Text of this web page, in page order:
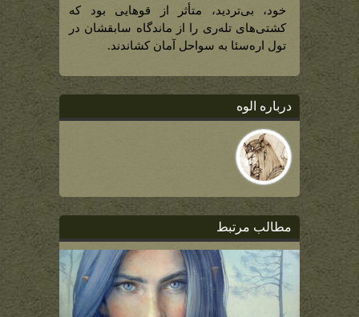
خود، بی‌تردید، متأثر از قوهایی بود که
کشتی‌های تله‌ری را از ماندگاه سابقشان در
تول اره‌سئا به سواحل آمان کشاندند.
درباره الوه
مطالب مرتبط